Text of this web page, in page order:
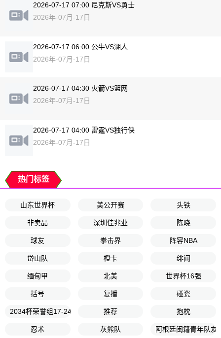
2026-07-17 07:00 尼克斯VS勇士
2026年-07月-17日
2026-07-17 06:00 公牛VS湖人
2026年-07月-17日
2026-07-17 04:30 火箭VS篮网
2026年-07月-17日
2026-07-17 04:00 雷霆VS独行侠
2026年-07月-17日
热门标签
山东世界杯 美公开赛 头铁
非卖品 深圳佳兆业 陈晓
球友 拳击界 阵容NBA
岱山队 橙卡 绯闻
缅甸甲 北美 世界杯16强
括号 复播 碰瓷
2034杯荣誉组17-24名排位赛 推荐 抱枕
忍术 灰熊队 阿根廷闽籍青年队友